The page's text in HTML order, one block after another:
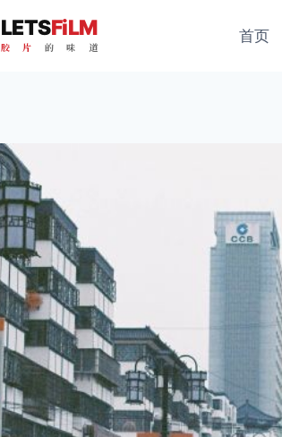
LETSFiLM
胶 片 的 味 道
首页